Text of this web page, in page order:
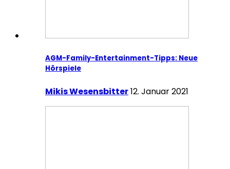
AGM-Family-Entertainment-Tipps: Neue
Hörspiele
Mikis Wesensbitter12. Januar 2021